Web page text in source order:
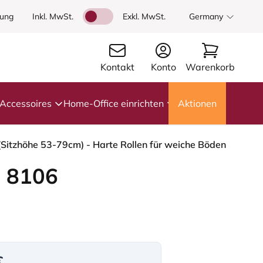
Inkl. MwSt. Exkl. MwSt. Germany
Kontakt Konto Warenkorb
Accessoires Home-Office einrichten Aktionen
53-79cm) - Harte Rollen für weiche Böden
8106